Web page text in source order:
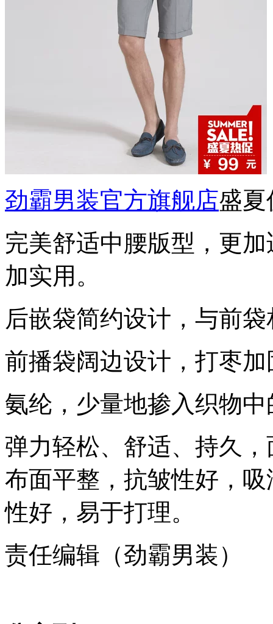
劲霸男装官方旗舰店盛夏
完美舒适中腰版型，更
加实用。
后嵌袋简约设计，与前
前播袋阔边设计，打枣
氨纶，少量地掺入织物
弹力轻松、舒适、持久
布面平整，抗皱性好，
性好，易于打理。
责任编辑（劲霸男装）